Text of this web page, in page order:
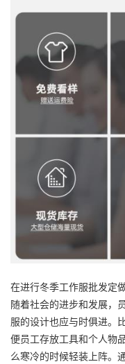
在进行冬季工作服批发定
随着社会的进步和发展，
服的设计也应与时俱进。
便员工存放工具和个人物
么寒冷的时候轻装上阵。